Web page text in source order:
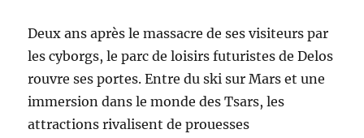
Deux ans après le massacre de ses visiteurs par
les cyborgs, le parc de loisirs futuristes de Delos
rouvre ses portes. Entre du ski sur Mars et une
immersion dans le monde des Tsars, les
attractions rivalisent de prouesses